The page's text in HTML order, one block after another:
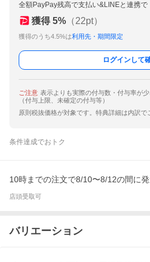
全額PayPay残高で支払い&LINEと連携で
獲得 5% （22pt）
獲得のうち4.5%は利用先・期間限定
ログインして
ご注意 表示よりも実際の付与数・付与率が
（付与上限、未確定の付与等）
原則税抜価格が対象です。特典詳細は内訳で
条件達成でおトク
10時までの注文で8/10〜8/12の間に
店頭受取可
バリエーション